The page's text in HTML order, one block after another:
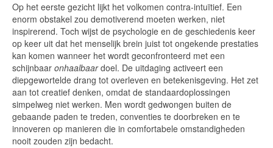
Op het eerste gezicht lijkt het volkomen contra-intuïtief. Een
enorm obstakel zou demotiverend moeten werken, niet
inspirerend. Toch wijst de psychologie en de geschiedenis keer
op keer uit dat het menselijk brein juist tot ongekende prestaties
kan komen wanneer het wordt geconfronteerd met een
schijnbaar onhaalbaardoel. De uitdaging activeert een
diepgewortelde drang tot overleven en betekenisgeving. Het zet
aan tot creatief denken, omdat de standaardoplossingen
simpelweg niet werken. Men wordt gedwongen buiten de
gebaande paden te treden, conventies te doorbreken en te
innoveren op manieren die in comfortabele omstandigheden
nooit zouden zijn bedacht.